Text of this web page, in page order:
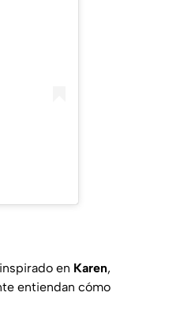
en Karen,
entiendan cómo